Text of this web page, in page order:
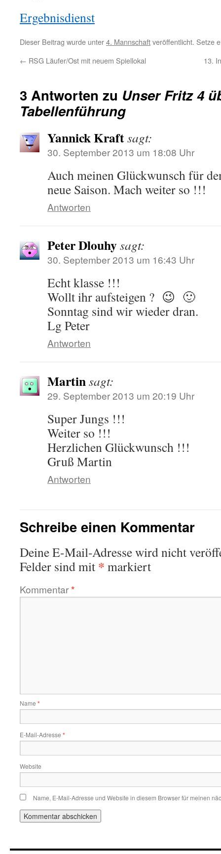
Ergebnisdienst
Dieser Beitrag wurde unter4. Mannschaftveröffentlicht. Setze
← RSG Läufer/Ost mit neuem Spiellokal 13.
3 Antworten zu Unser Fritz 4
Tabellenführung
Yannick Kraftsagt:
30. September 2013 um 18:08 Uhr
Auch meinen Glückwunsch für
neue Saison. Mach weiter so !!!
Antworten
Peter Dlouhysagt:
30. September 2013 um 16:43 Uhr
Echt klasse !!!
Wollt ihr aufsteigen ? 😉 🙂
Sonntag sind wir wieder dran.
Lg Peter
Antworten
Martinsagt:
29. September 2013 um 20:19 Uhr
Super Jungs !!!
Weiter so !!!
Herzlichen Glückwunsch !!!
Gruß Martin
Antworten
Schreibe einen Kommentar
Deine E-Mail-Adresse wird nicht
Felder sind mit * markiert
Kommentar*
Name *
E-Mail-Adresse *
Website
Name, E-Mail-Adresse und Website in diesem Browser für meinen